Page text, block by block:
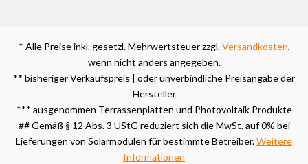
* Alle Preise inkl. gesetzl. Mehrwertsteuer zzgl.Versandkosten,
wenn nicht anders angegeben.
** bisheriger Verkaufspreis | oder unverbindliche Preisangabe der
Hersteller
*** ausgenommen Terrassenplatten und Photovoltaik Produkte
## Gemäß § 12 Abs. 3 UStG reduziert sich die MwSt. auf 0% bei
Lieferungen von Solarmodulen für bestimmte Betreiber.Weitere
Informationen